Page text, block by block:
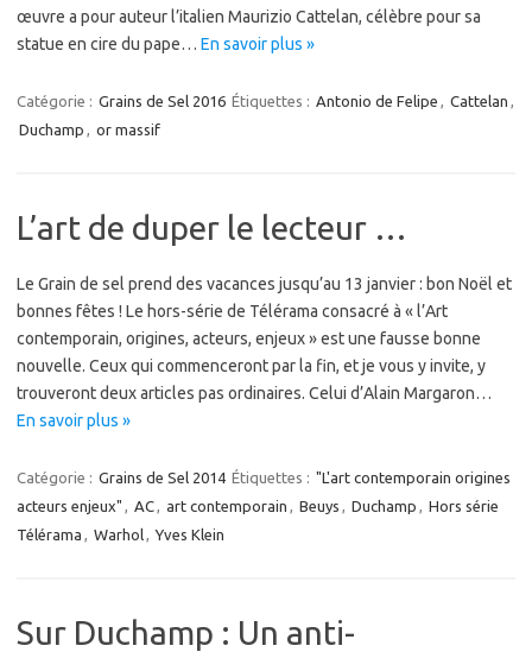
œuvre a pour auteur l’italien Maurizio Cattelan, célèbre pour sa
statue en cire du pape… En savoir plus »
Catégorie : Grains de Sel 2016 Étiquettes : Antonio de Felipe , Cattelan ,
Duchamp , or massif
L’art de duper le lecteur …
Le Grain de sel prend des vacances jusqu’au 13 janvier : bon Noël et
bonnes fêtes ! Le hors-série de Télérama consacré à « l’Art
contemporain, origines, acteurs, enjeux » est une fausse bonne
nouvelle. Ceux qui commenceront par la fin, et je vous y invite, y
trouveront deux articles pas ordinaires. Celui d’Alain Margaron…
En savoir plus »
Catégorie : Grains de Sel 2014 Étiquettes : "L'art contemporain origines
acteurs enjeux" , AC, art contemporain , Beuys , Duchamp , Hors série
Télérama , Warhol, Yves Klein
Sur Duchamp : Un anti-